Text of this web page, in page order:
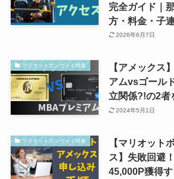
完全ガイド｜
方・料金・子
2026年6月7日
マリオットボンヴォイ特集
【アメックス
アムvsゴール
立関係?!の2者
2024年5月1日
マリオットボンヴォイ特集
【マリオット
ス】失敗回避
45,000P獲得